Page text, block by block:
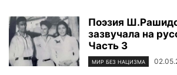
Поэзия
зазвучала на
Часть 3
МИР БЕЗ НАЦИЗМА